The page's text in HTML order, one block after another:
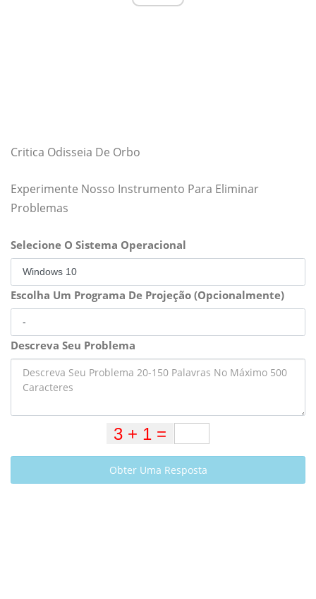
Critica Odisseia De Orbo
Experimente Nosso Instrumento Para Eliminar
Problemas
Selecione O Sistema Operacional
Escolha Um Programa De Projeção (Opcionalmente)
Descreva Seu Problema
Obter Uma Resposta